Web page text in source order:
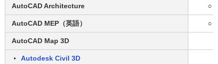
AutoCAD Architecture ○
AutoCAD MEP（英語） ○
AutoCAD Map 3D
Autodesk Civil 3D